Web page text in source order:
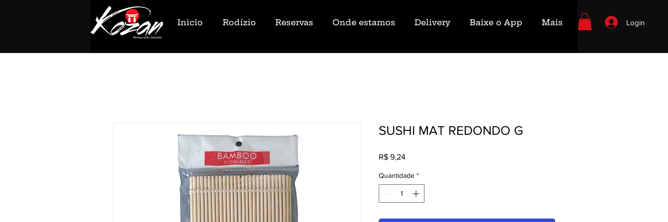
Inicio Rodízio Reservas Onde estamos Delivery Baixe o App Mais Login
SUSHI MAT REDONDO G
R$ 9,24Preço
Quantidade *